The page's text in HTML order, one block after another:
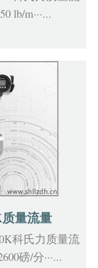
lb/m···...
量流量
科氏力质量流
磅/分···...